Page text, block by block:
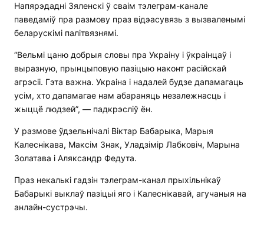
Напярэдадні Зяленскі ў сваім тэлеграм-канале
паведаміў пра размову праз відэасувязь з вызваленымі
беларускімі палітвязнямі.
“Вельмі цаню добрыя словы пра Украіну і ўкраінцаў і
выразную, прынцыповую пазіцыю наконт расійскай
агрэсіі. Гэта важна. Украіна і надалей будзе дапамагаць
усім, хто дапамагае нам абараняць незалежнасць і
жыццё людзей”, — падкрэсліў ён.
У размове ўдзельнічалі Віктар Бабарыка, Марыя
Калеснікава, Максім Знак, Уладзімір Лабковіч, Марына
Золатава і Аляксандр Федута.
Праз некалькі гадзін тэлеграм-канал прыхільнікаў
Бабарыкі выклаў пазіцыі яго і Калеснікавай, агучаныя на
анлайн-сустрэчы.